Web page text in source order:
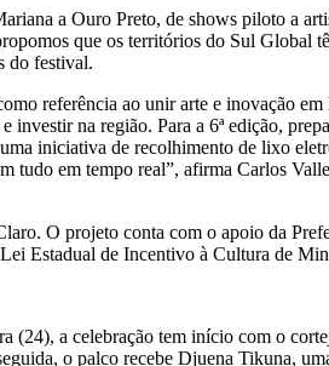
a Ouro Preto, de shows piloto a
que os territórios do Sul Global
do festival.
referência ao unir arte e inovação
na região. Para a 6ª edição,
iniciativa de recolhimento de lixo
tudo em tempo real”, afirma Carlos
O projeto conta com o apoio da
Estadual de Incentivo à Cultura de
(24), a celebração tem início com o
o palco recebe Djuena Tikuna,